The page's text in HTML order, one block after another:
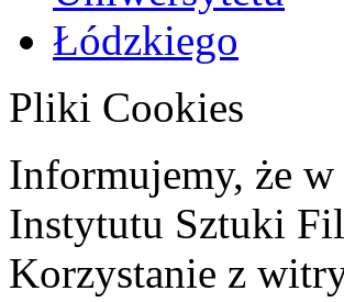
Pliki Cookies
Informujemy, że
Instytutu Sztuki
Korzystanie z